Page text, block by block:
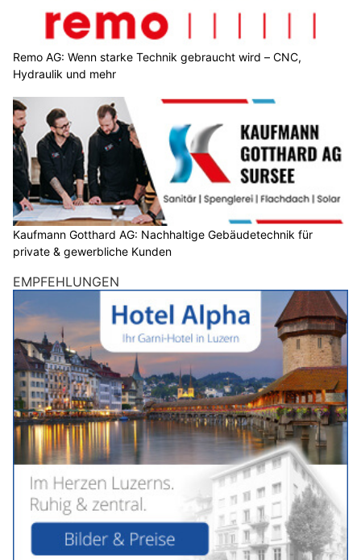
Remo AG: Wenn starke Technik gebraucht wird – CNC,
Hydraulik und mehr
Kaufmann Gotthard AG: Nachhaltige Gebäudetechnik für
private & gewerbliche Kunden
EMPFEHLUNGEN